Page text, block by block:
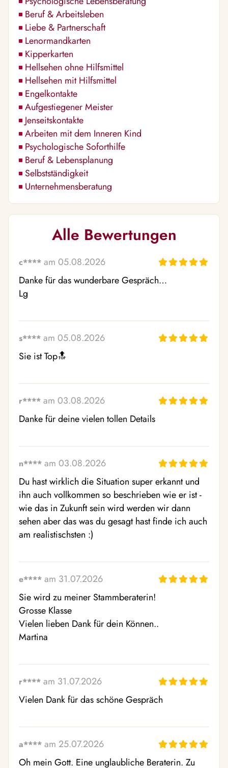
Beruf & Arbeitsleben
Liebe & Partnerschaft
Lenormandkarten
Kipperkarten
Hellsehen ohne Hilfsmittel
Hellsehen mit Hilfsmittel
Engelkontakte
Aufgestiegener Meister
Jenseitskontakte
Arbeiten mit dem Inneren Kind
Psychologische Soforthilfe
Beruf & Lebensplanung
Selbstständigkeit
Unternehmensberatung
Alle Bewertungen
c**** am 05.08.2026
Danke für das wunderbare Gespräch…
Lg
s**** am 05.08.2026
Sie ist Top🔝
r**** am 03.08.2026
Danke für deine vielen tollen Details
n**** am 03.08.2026
Du hast wirklich die Situation super erkannt und
ihn auch vollkommen so beschrieben wie er ist -
wie das in Zukunft sein wird werden wir dann
sehen aber das was du gesagt hast finde ich auch
am realistischsten :)
e**** am 31.07.2026
Sie wird zu meiner Stammberaterin!
Grosse Klasse
Vielen lieben Dank für dein Können..
Martina
r**** am 31.07.2026
Vielen Dank für das schöne Gespräch
a**** am 25.07.2026
Oh mein Gott. Eine unglaubliche Beraterin. Zu